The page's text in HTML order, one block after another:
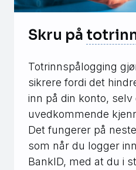
Skru på
Totrinnspålogging
sikrere fordi det
inn på din konto, selv
uvedkommende
Det fungerer på
som når du logger
BankID, med at du i